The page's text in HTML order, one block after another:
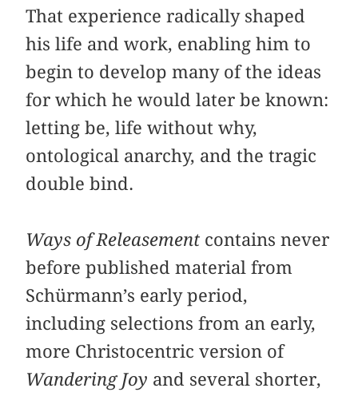
That experience radically shaped
his life and work, enabling him to
begin to develop many of the ideas
for which he would later be known:
letting be, life without why,
ontological anarchy, and the tragic
double bind.
Ways of Releasement contains never
before published material from
Schürmann’s early period,
including selections from an early,
more Christocentric version of
Wandering Joy and several shorter,